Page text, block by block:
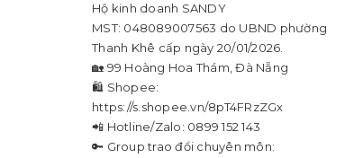
Hộ kinh doanh SANDY
MST: 048089007563 do UBND phường
Thanh Khê cấp ngày 20/01/2026.
🏡 99 Hoàng Hoa Thám, Đà Nẵng
🛍 Shopee:
https://s.shopee.vn/8pT4FRzZGx
📲 Hotline/Zalo: 0899 152 143
🔑 Group trao đổi chuyên môn: